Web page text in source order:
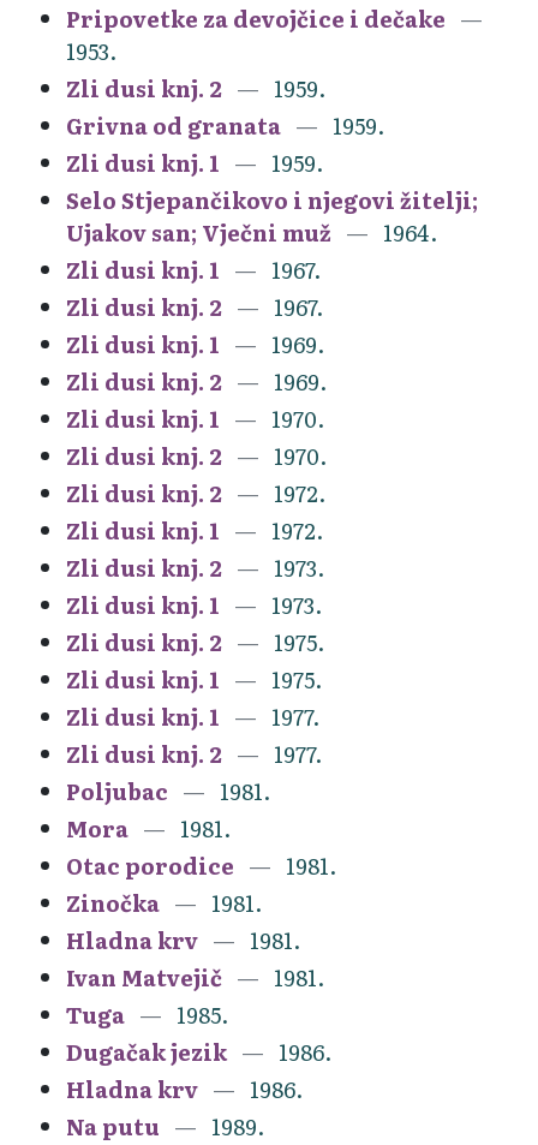
Pripovetke za devojčice i dečake
1953.
Zli dusi knj. 2
1959.
Grivna od granata
1959.
Zli dusi knj. 1
1959.
Selo Stjepančikovo i njegovi žitelji;
Ujakov san; Vječni muž
1964.
Zli dusi knj. 1
1967.
Zli dusi knj. 2
1967.
Zli dusi knj. 1
1969.
Zli dusi knj. 2
1969.
Zli dusi knj. 1
1970.
Zli dusi knj. 2
1970.
Zli dusi knj. 2
1972.
Zli dusi knj. 1
1972.
Zli dusi knj. 2
1973.
Zli dusi knj. 1
1973.
Zli dusi knj. 2
1975.
Zli dusi knj. 1
1975.
Zli dusi knj. 1
1977.
Zli dusi knj. 2
1977.
Poljubac
1981.
Mora
1981.
Otac porodice
1981.
Zinočka
1981.
Hladna krv
1981.
Ivan Matvejič
1981.
Tuga
1985.
Dugačak jezik
1986.
Hladna krv
1986.
Na putu
1989.